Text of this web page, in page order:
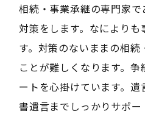
相続・事業承継の専門家
対策をします。なにより
す。対策のないままの相
ことが難しくなります。
ートを心掛けています。
書遺言までしっかりサポー